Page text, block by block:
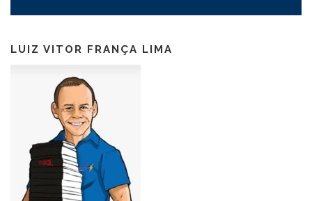
LUIZ VITOR FRANÇA LIMA